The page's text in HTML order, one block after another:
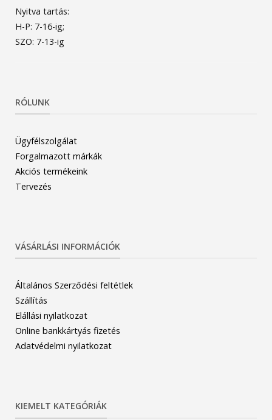
Nyitva tartás:
H-P: 7-16-ig;
SZO: 7-13-ig
RÓLUNK
Ügyfélszolgálat
Forgalmazott márkák
Akciós termékeink
Tervezés
VÁSÁRLÁSI INFORMÁCIÓK
Általános Szerződési feltétlek
Szállítás
Elállási nyilatkozat
Online bankkártyás fizetés
Adatvédelmi nyilatkozat
KIEMELT KATEGÓRIÁK